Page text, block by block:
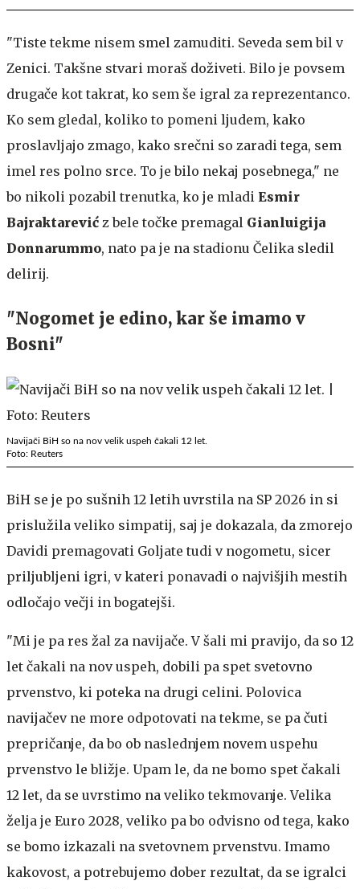
"Tiste tekme nisem smel zamuditi. Seveda sem bil v
Zenici. Takšne stvari moraš doživeti. Bilo je povsem
drugače kot takrat, ko sem še igral za reprezentanco.
Ko sem gledal, koliko to pomeni ljudem, kako
proslavljajo zmago, kako srečni so zaradi tega, sem
imel res polno srce. To je bilo nekaj posebnega," ne
bo nikoli pozabil trenutka, ko je mladi Esmir
Bajraktarević z bele točke premagal Gianluigija
Donnarummo, nato pa je na stadionu Čelika sledil
delirij.
"Nogomet je edino, kar še imamo v
Bosni"
Navijači BiH so na nov velik uspeh čakali 12 let.
Foto: Reuters
BiH se je po sušnih 12 letih uvrstila na SP 2026 in si
prislužila veliko simpatij, saj je dokazala, da zmorejo
Davidi premagovati Goljate tudi v nogometu, sicer
priljubljeni igri, v kateri ponavadi o najvišjih mestih
odločajo večji in bogatejši.
"Mi je pa res žal za navijače. V šali mi pravijo, da so 12
let čakali na nov uspeh, dobili pa spet svetovno
prvenstvo, ki poteka na drugi celini. Polovica
navijačev ne more odpotovati na tekme, se pa čuti
prepričanje, da bo ob naslednjem novem uspehu
prvenstvo le bližje. Upam le, da ne bomo spet čakali
12 let, da se uvrstimo na veliko tekmovanje. Velika
želja je Euro 2028, veliko pa bo odvisno od tega, kako
se bomo izkazali na svetovnem prvenstvu. Imamo
kakovost, a potrebujemo dober rezultat, da se igralci